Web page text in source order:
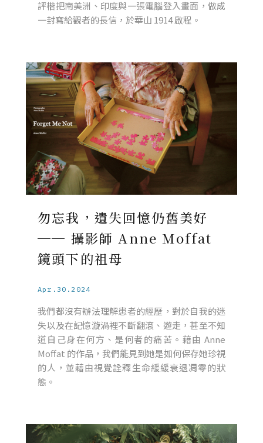
評楷把南美洲、印度與一張電腦登入畫面，做成
一封寫給觀者的長信，於華山 1914 啟程。
勿忘我，遺失回憶仍舊美好
── 攝影師 Anne Moffat
鏡頭下的祖母
Apr.30.2024
我們都沒有辦法理解患者的經歷，對於自我的迷
失以及在記憶漩渦裡不斷翻滾、遊走，甚至不知
道自己身在何方、是何者的痛苦。藉由 Anne
Moffat 的作品，我們能見到她是如何保存她珍視
的人，並藉由視覺詮釋生命緩緩衰退凋零的狀
態。